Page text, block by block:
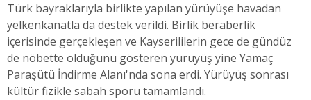
Türk bayraklarıyla birlikte yapılan yürüyüşe havadan
yelkenkanatla da destek verildi. Birlik beraberlik
içerisinde gerçekleşen ve Kayserililerin gece de gündüz
de nöbette olduğunu gösteren yürüyüş yine Yamaç
Paraşütü İndirme Alanı'nda sona erdi. Yürüyüş sonrası
kültür fizikle sabah sporu tamamlandı.